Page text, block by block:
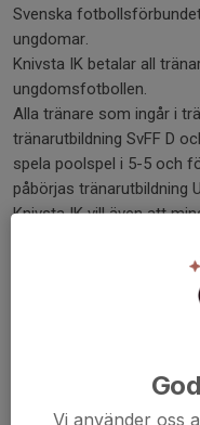
Svenska
ungdomar.
Knivsta IK betalar all
ungdomsfotbollen.
Alla tränare som ingår i
tränarutbildning SvFF D
spela poolspel i 5-5 och
påbörjas tränarutbildning
Knivsta IK vill även att
genomför
Nedan följer länkar till
Tränarutbildning och
Vi använder oss